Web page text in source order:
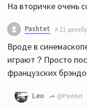
На вторичке очень
Pashtet 21
Вроде в
играют？Просто
французских
Leo @Pashtet